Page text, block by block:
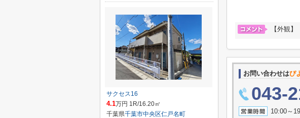
【外観】
お問い合わせはぴ
043-
10:00～
サクセス16
4.1万円 1R/16.20㎡
千葉県千葉市中央区仁戸名町